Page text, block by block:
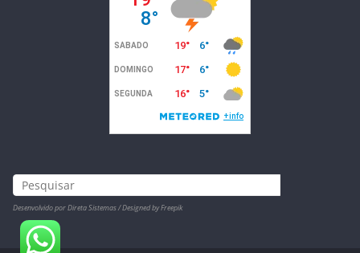
Desenvolvido por Direta Sistemas /Designed by Freepik